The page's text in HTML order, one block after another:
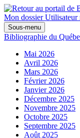
Mon dossier Utilisateur
Sous-menu
Bibliographie du
Mai 2026
Avril 2026
Mars 2026
Février 2026
Janvier 2026
Décembre 2025
Novembre 2025
Octobre 2025
Septembre 2025
Août 2025